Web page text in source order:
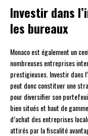
Investir dans
les bureaux
Monaco est également un
nombreuses entreprises
prestigieuses. Investir dans l’
peut donc constituer une
pour diversifier son
bien situés et haut de
d’achat des entreprises
attirés par la fiscalité